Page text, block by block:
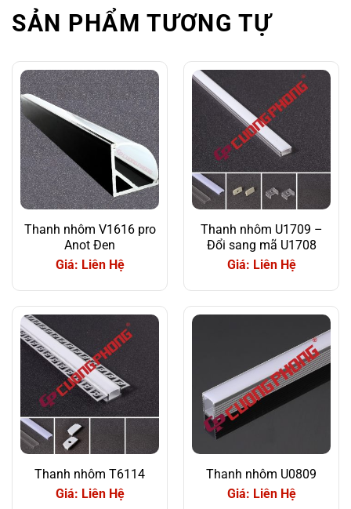
SẢN PHẨM TƯƠNG TỰ
Thanh nhôm V1616 pro
Anot Đen
Giá: Liên Hệ
Thanh nhôm U1709 –
Đổi sang mã U1708
Giá: Liên Hệ
Thanh nhôm T6114
Giá: Liên Hệ
Thanh nhôm U0809
Giá: Liên Hệ